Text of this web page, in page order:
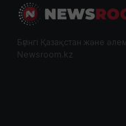
Бүгінгі Қазақстан және
Newsroom.kz